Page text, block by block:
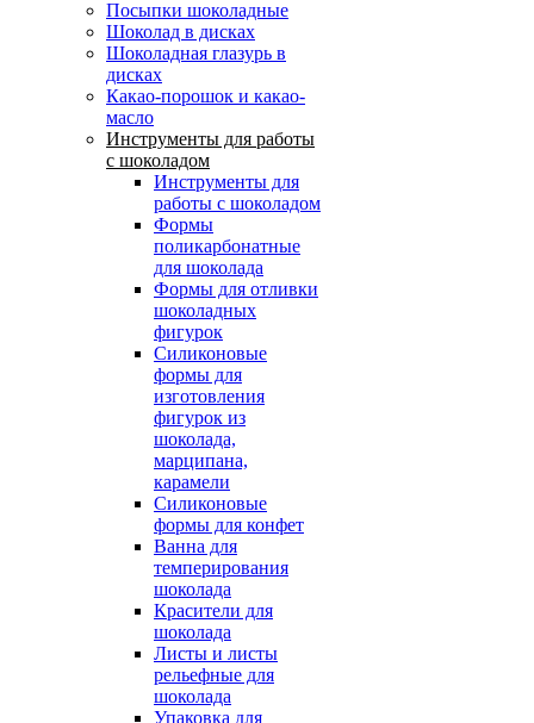
Посыпки шоколадные
Шоколад в дисках
Шоколадная глазурь в
дисках
Какао-порошок и какао-
масло
Инструменты для работы
с шоколадом
Инструменты для
работы с шоколадом
Формы
поликарбонатные
для шоколада
Формы для отливки
шоколадных
фигурок
Силиконовые
формы для
изготовления
фигурок из
шоколада,
марципана,
карамели
Силиконовые
формы для конфет
Ванна для
темперирования
шоколада
Красители для
шоколада
Листы и листы
рельефные для
шоколада
Упаковка для